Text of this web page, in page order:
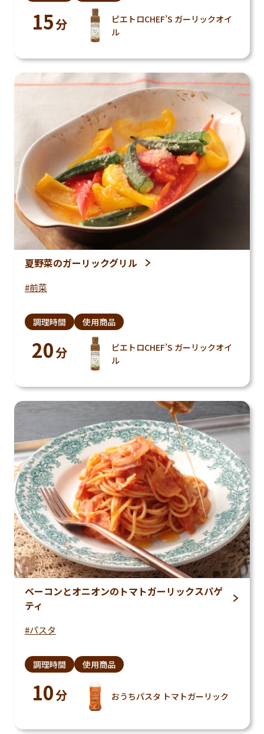
15分
ピエトロCHEF’S ガーリックオイ
ル
夏野菜のガーリックグリル
前菜
調理時間
20分
使用商品
ピエトロCHEF’S ガーリックオイ
ル
ベーコンとオニオンのトマトガーリックスパゲ
ティ
パスタ
調理時間
10分
使用商品
おうちパスタ トマトガーリック